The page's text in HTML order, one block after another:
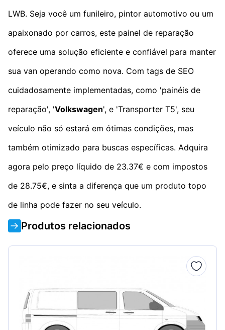
LWB. Seja você um funileiro, pintor automotivo ou um
apaixonado por carros, este painel de reparação
oferece uma solução eficiente e confiável para manter
sua van operando como nova. Com tags de SEO
cuidadosamente implementadas, como 'painéis de
reparação', 'Volkswagen', e 'Transporter T5', seu
veículo não só estará em ótimas condições, mas
também otimizado para buscas específicas. Adquira
agora pelo preço líquido de 23.37€ e com impostos
de 28.75€, e sinta a diferença que um produto topo
de linha pode fazer no seu veículo.
Produtos relacionados